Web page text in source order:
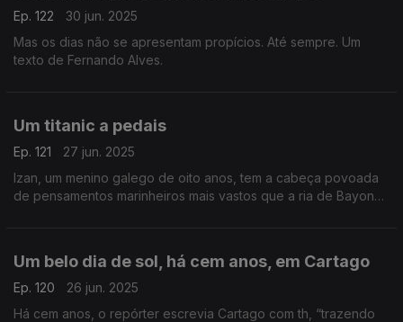
Ep. 122
30 jun. 2025
Mas os dias não se apresentam propícios. Até sempre. Um
texto de Fernando Alves.
Um titanic a pedais
Ep. 121
27 jun. 2025
Izan, um menino galego de oito anos, tem a cabeça povoada
de pensamentos marinheiros mais vastos que a ria de Bayona.
Um belo dia de sol, há cem anos, em Cartago
Ep. 120
26 jun. 2025
Há cem anos, o repórter escrevia Cartago com th, “trazendo